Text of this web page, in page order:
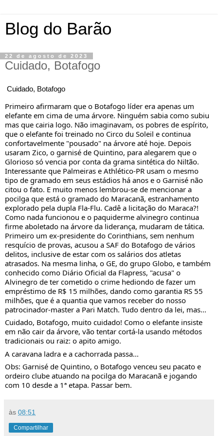
Blog do Barão
22 de agosto de 2023
Cuidado, Botafogo
Cuidado, Botafogo
Primeiro afirmaram que o Botafogo líder era apenas um
elefante em cima de uma árvore. Ninguém sabia como subiu
mas que cairia logo. Não imaginavam, os pobres de espírito,
que o elefante foi treinado no Circo du Soleil e continua
confortavelmente "pousado" na árvore até hoje. Depois
usaram Zico, o garnisé de Quintino, para alegarem que o
Glorioso só vencia por conta da grama sintética do Niltão.
Interessante que Palmeiras e Athlético-PR usam o mesmo
tipo de gramado em seus estádios há anos e o Garnisé não
citou o fato. E muito menos lembrou-se de mencionar a
pocilga que está o gramado do Maracanã, estranhamento
explorado pela dupla Fla-Flu. Cadê a licitação do Maraca?!
Como nada funcionou e o paquiderme alvinegro continua
firme aboletado na árvore da liderança, mudaram de tática.
Primeiro um ex-presidente do Corinthians, sem nenhum
resquício de provas, acusou a SAF do Botafogo de vários
delitos, inclusive de estar com os salários dos atletas
atrasados. Na mesma linha, o GE, do grupo Globo, e também
conhecido como Diário Oficial da Flapress, "acusa" o
Alvinegro de ter cometido o crime hediondo de fazer um
empréstimo de R$ 15 milhões, dando como garantia RS 55
milhões, que é a quantia que vamos receber do nosso
patrocinador-master a Pari Match. Tudo dentro da lei, mas...
Cuidado, Botafogo, muito cuidado! Como o elefante insiste
em não cair da árvore, vão tentar cortá-la usando métodos
tradicionais ou raiz: o apito amigo.
A caravana ladra e a cachorrada passa...
Obs: Garnisé de Quintino, o Botafogo venceu seu pacato e
ordeiro clube atuando na pocilga do Maracanã e jogando
com 10 desde a 1ª etapa. Passar bem.
às 08:51
Compartilhar